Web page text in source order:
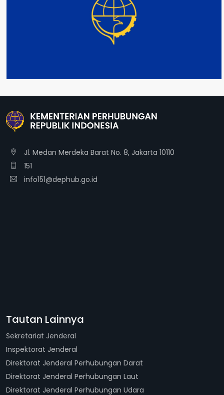
DETAIL
Jl. Medan Merdeka Barat No. 8, Jakarta 10110
151
info151@dephub.go.id
Tautan Lainnya
Sekretariat Jenderal
Inspektorat Jenderal
Direktorat Jenderal Perhubungan Darat
Direktorat Jenderal Perhubungan Laut
Direktorat Jenderal Perhubungan Udara